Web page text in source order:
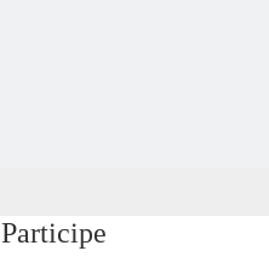
Participe